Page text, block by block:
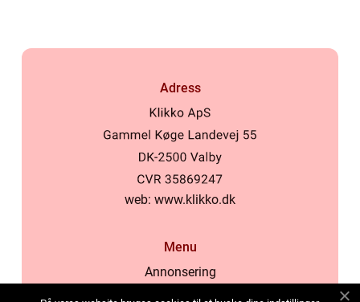
Adress
web: www.klikko.dk
Menu
Annonsering